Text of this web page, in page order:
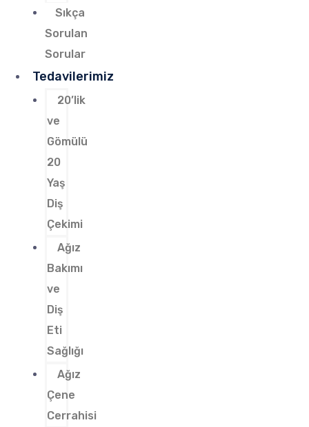
Sıkça
Sorulan
Sorular
Tedavilerimiz
20’lik
ve
Gömülü
20
Yaş
Diş
Çekimi
Ağız
Bakımı
ve
Diş
Eti
Sağlığı
Ağız
Çene
Cerrahisi